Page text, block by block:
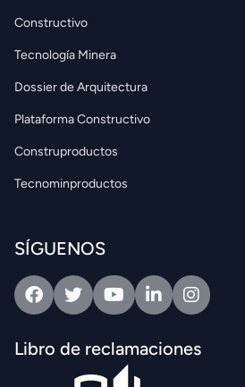
Constructivo
Tecnología Minera
Dossier de Arquitectura
Plataforma Constructivo
Construproductos
Tecnominproductos
SÍGUENOS
FacebookTwitterYoutubeLinkedinIntagram
Libro de reclamaciones